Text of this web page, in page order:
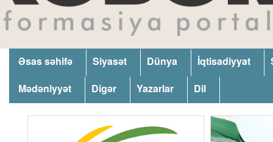
Əsas səhifə Siyasət Dünya İqtisadiyyat
Mədəniyyət
Digər Yazarlar Dil